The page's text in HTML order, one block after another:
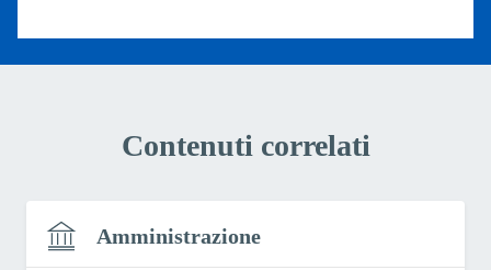
Contenuti correlati
Amministrazione